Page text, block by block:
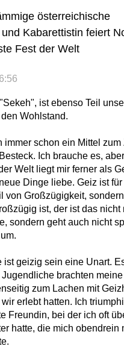
österreichische
Kabarettistin feiert
Fest der Welt
ist ebenso Teil
Wohlstand.
immer schon ein Mittel zum
Ich brauche es,
Welt liegt mir ferner als
Dinge liebe. Geiz ist
von Großzügigkeit,
ist, der ist das nicht
sondern geht auch nicht
ist geizig sein eine Unart.
brachten
zum Lachen mit
erlebt hatten. Ich
Freundin, bei der ich oft
hatte, die mich obendrein